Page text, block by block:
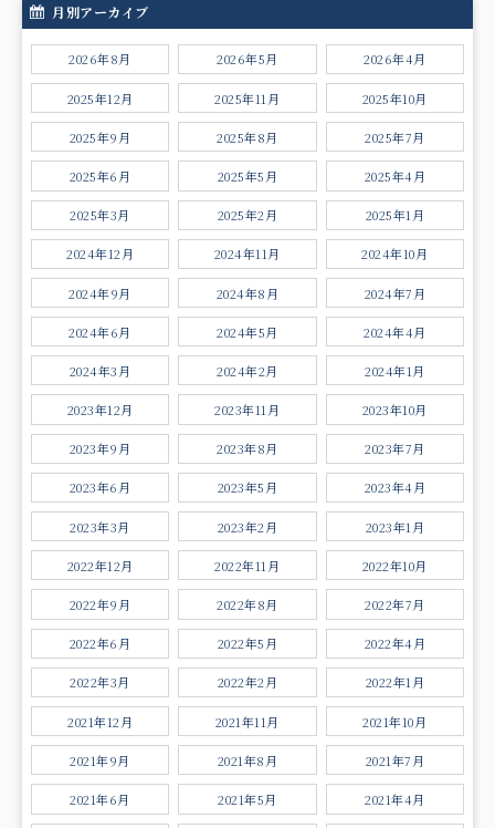
月別アーカイブ
2026年8月 2026年5月 2026年4月
2025年12月 2025年11月 2025年10月
2025年9月 2025年8月 2025年7月
2025年6月 2025年5月 2025年4月
2025年3月 2025年2月 2025年1月
2024年12月 2024年11月 2024年10月
2024年9月 2024年8月 2024年7月
2024年6月 2024年5月 2024年4月
2024年3月 2024年2月 2024年1月
2023年12月 2023年11月 2023年10月
2023年9月 2023年8月 2023年7月
2023年6月 2023年5月 2023年4月
2023年3月 2023年2月 2023年1月
2022年12月 2022年11月 2022年10月
2022年9月 2022年8月 2022年7月
2022年6月 2022年5月 2022年4月
2022年3月 2022年2月 2022年1月
2021年12月 2021年11月 2021年10月
2021年9月 2021年8月 2021年7月
2021年6月 2021年5月 2021年4月